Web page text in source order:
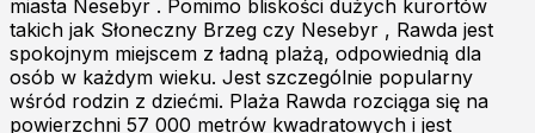
miasta Nesebyr . Pomimo bliskości dużych kurortów
takich jak Słoneczny Brzeg czy Nesebyr , Rawda jest
spokojnym miejscem z ładną plażą, odpowiednią dla
osób w każdym wieku. Jest szczególnie popularny
wśród rodzin z dziećmi. Plaża Rawda rozciąga się na
powierzchni 57 000 metrów kwadratowych i jest